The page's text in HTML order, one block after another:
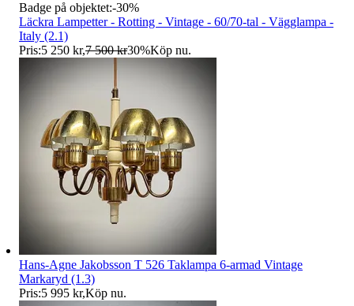
Badge på objektet:-30%
Läckra Lampetter - Rotting - Vintage - 60/70-tal - Vägglampa -
Italy (2.1)
Pris:5 250 kr,7 500 kr30%Köp nu.
Hans-Agne Jakobsson T 526 Taklampa 6-armad Vintage
Markaryd (1.3)
Pris:5 995 kr,Köp nu.